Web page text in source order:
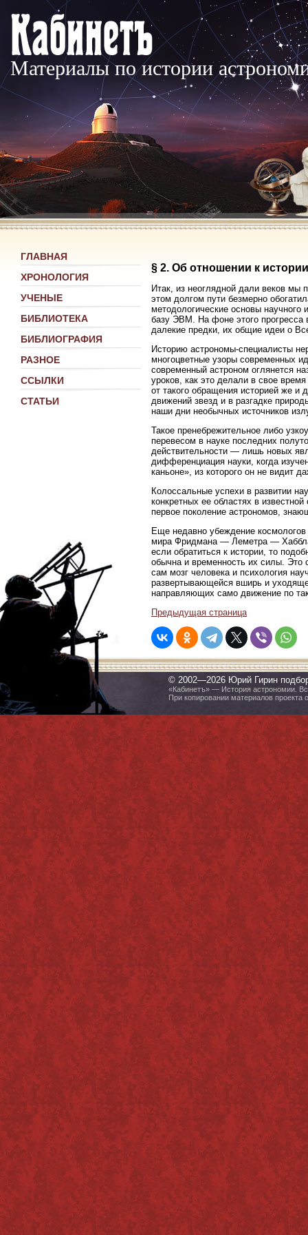
Материалы по истории
ГЛАВНАЯ
ХРОНОЛОГИЯ
УЧЕНЫЕ
БИБЛИОТЕКА
БИБЛИОГРАФИЯ
РАЗНОЕ
ССЫЛКИ
СТАТЬИ
§ 2. Об отношении к
Итак, из неоглядной дали веков мы
этом долгом пути безмерно
методологические основы
базу ЭВМ. На фоне этого прогресса
далекие предки, их общие идеи о
Историю астрономы-специалисты
многоцветные узоры современных
современный астроном оглянется
уроков, как это делали в свое
от такого обращения историей же и
движений звезд и в разгадке
наши дни необычных источников
Такое пренебрежительное либо
перевесом в науке последних
действительности — лишь новых
дифференциация науки, когда
каньоне», из которого он не видит
Колоссальные успехи в развитии
конкретных ее областях в
первое поколение астрономов,
Еще недавно убеждение
мира Фридмана — Леметра — Хаббла
если обратиться к истории, то
обычна и временность их силы. Это
сам мозг человека и психология
развертывающейся вширь и
направляющих само движение по
Предыдущая страница
© 2002—2026 Юрий Гирин
«Кабинетъ» — История астрономии.
При копировании материалов проекта